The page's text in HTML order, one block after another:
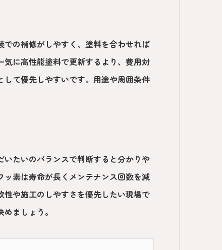
の補修がしやすく、塗料を合わせれば
に高性能塗料で更新するより、費用対
て優先しやすいです。用途や周囲条件
たいのバランスで判断すると分かりや
素は寿命が長くメンテナンス回数を減
や施工のしやすさを優先したい現場で
ましょう。